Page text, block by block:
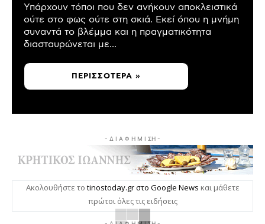
Υπάρχουν τόποι που δεν ανήκουν αποκλειστικά
ούτε στο φως ούτε στη σκιά. Εκεί όπου η μνήμη
συναντά το βλέμμα και η πραγματικότητα
διασταυρώνεται με...
ΠΕΡΙΣΣΌΤΕΡΑ »
- Δ Ι Α Φ Η Μ Ι ΣΗ -
Ακολουθήστε το tinostoday.gr στο Google News και μάθετε
πρώτοι όλες τις ειδήσεις